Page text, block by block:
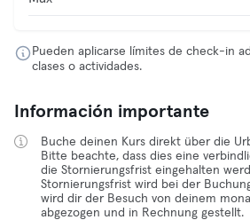
Pueden aplicarse límites de check-in
clases o actividades.
Información importante
Buche deinen Kurs direkt über die
Bitte beachte, dass dies eine
die Stornierungsfrist eingehalten
Stornierungsfrist wird bei der
wird dir der Besuch von deinem
abgezogen und in Rechnung gestellt.